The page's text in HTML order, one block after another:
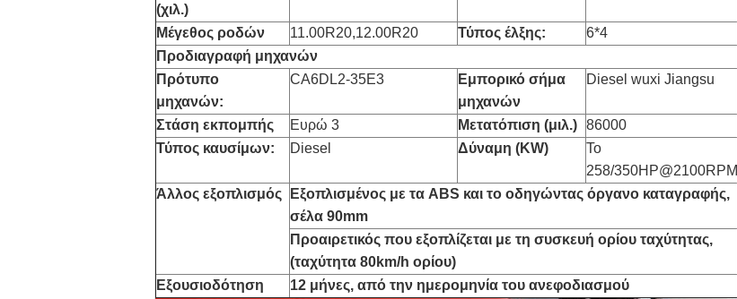
(χιλ.)
Μέγεθος ροδών 11.00R20,12.00R20 Τύπος έλξης:
6*4
Προδιαγραφή μηχανών
Πρότυπο
μηχανών:
CA6DL2-35E3
Εμπορικό σήμα
μηχανών
Diesel wuxi Jiangsu
Στάση εκπομπής Ευρώ 3 Μετατόπιση (μιλ.) 86000
Τύπος καυσίμων:
Diesel Δύναμη (KW)
Το
258/350HP@2100RPM
Άλλος εξοπλισμός
Εξοπλισμένος με τα ABS και το οδηγώντας όργανο καταγραφής,
σέλα 90mm
Προαιρετικός που εξοπλίζεται με τη συσκευή ορίου ταχύτητας,
(ταχύτητα 80km/h ορίου)
Εξουσιοδότηση
12 μήνες, από την ημερομηνία του ανεφοδιασμού